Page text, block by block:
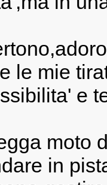
le mie
e
moto
in